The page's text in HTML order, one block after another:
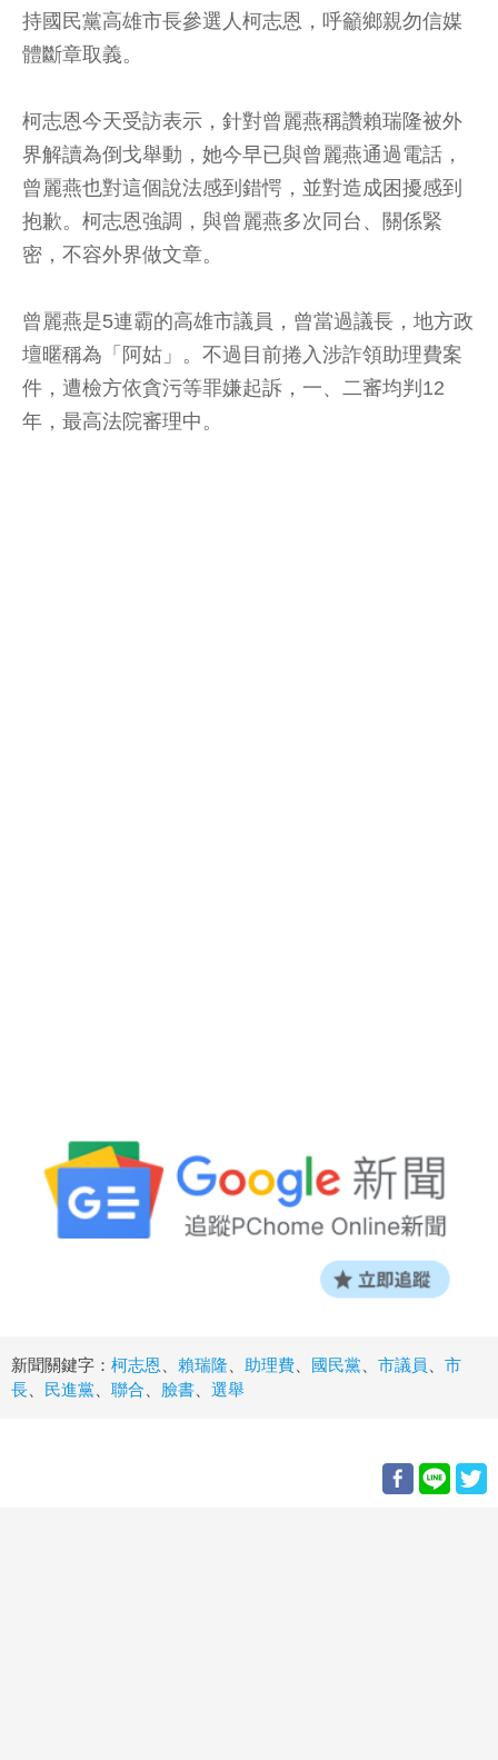
持國民黨高雄市長參選人柯志恩，呼籲鄉親勿信媒
體斷章取義。
柯志恩今天受訪表示，針對曾麗燕稱讚賴瑞隆被外
界解讀為倒戈舉動，她今早已與曾麗燕通過電話，
曾麗燕也對這個說法感到錯愕，並對造成困擾感到
抱歉。柯志恩強調，與曾麗燕多次同台、關係緊
密，不容外界做文章。
曾麗燕是5連霸的高雄市議員，曾當過議長，地方政
壇暱稱為「阿姑」。不過目前捲入涉詐領助理費案
件，遭檢方依貪污等罪嫌起訴，一、二審均判12
年，最高法院審理中。
新聞關鍵字： 柯志恩 賴瑞隆 助理費 國民黨 市議員
市
長
民進黨 聯合 臉書 選舉